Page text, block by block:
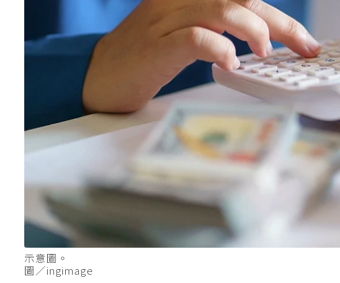
示意圖。
圖／ingimage